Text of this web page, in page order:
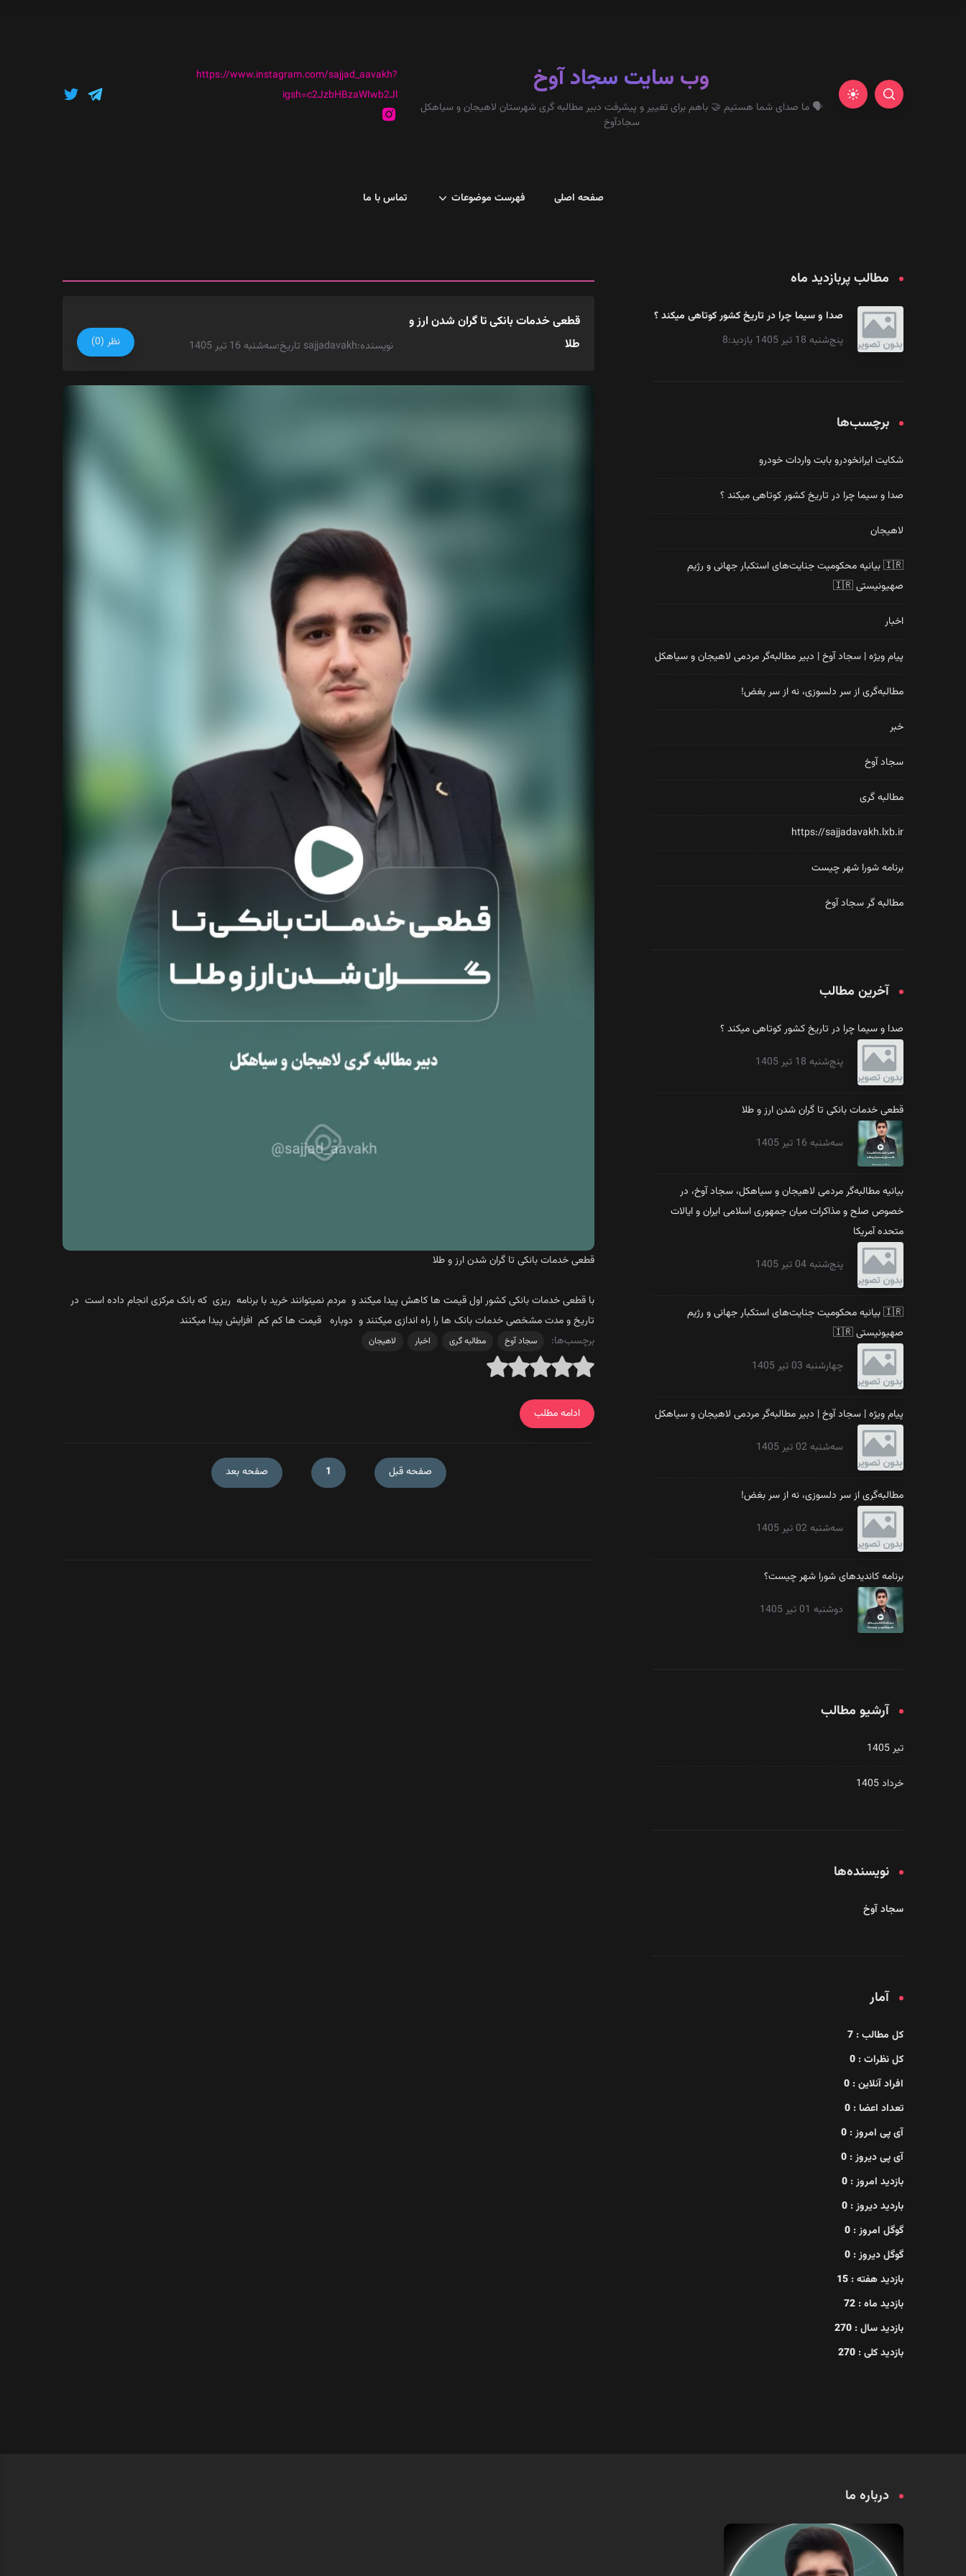
وب سایت سجاد آوخ
🗣 ما صدای شما هستیم 🤝 باهم برای تغییر و پیشرفت دبیر مطالبه گری شهرستان لاهیجان و سیاهکل
سجادآوخ
https://www.instagram.com/sajjad_aavakh?
igsh=c2JzbHBzaWIwb2Jl
بیانیه مطالبه‌گر مردمی لاهیجان و سیاهکل، سجاد آوخ، در خصوص صلح و مذاکرات میان
صفحه اصلی فهرست موضوعات تماس با ما
قطعی خدمات بانکی تا گران شدن ارز و
طلا
نویسنده:sajjadavakh تاریخ:سه‌شنبه 16 تیر 1405 نظر (0)
قطعی خدمات بانکی تا گران شدن ارز و طلا
با قطعی خدمات بانکی کشور اول قیمت ها کاهش پیدا میکند و مردم نمیتوانند خرید با برنامه ریزی که بانک مرکزی انجام داده است در
تاریخ و مدت مشخصی خدمات بانک ها را راه اندازی میکنند و دوباره قیمت ها کم کم افزایش پیدا میکنند
برچسب‌ها:
سجاد آوخ مطالبه گری اخبار لاهیجان
ادامه مطلب
صفحه قبل 1 صفحه بعد
مطالب پربازدید ماه
صدا و سیما چرا در تاریخ کشور کوتاهی میکند ؟
پنج‌شنبه 18 تیر 1405 بازدید:8
برچسب‌ها
شکایت ایرانخودرو بابت واردات خودرو
صدا و سیما چرا در تاریخ کشور کوتاهی میکند ؟
لاهیجان
🇮🇷 بیانیه محکومیت جنایت‌های استکبار جهانی و رژیم
صهیونیستی 🇮🇷
اخبار
پیام ویژه | سجاد آوخ | دبیر مطالبه‌گر مردمی لاهیجان و سیاهکل
مطالبه‌گری از سر دلسوزی، نه از سر بغض!
خبر
سجاد آوخ
مطالبه گری
https://sajjadavakh.lxb.ir
برنامه شورا شهر چیست
مطالبه گر سجاد آوخ
آخرین مطالب
صدا و سیما چرا در تاریخ کشور کوتاهی میکند ؟
پنج‌شنبه 18 تیر 1405
قطعی خدمات بانکی تا گران شدن ارز و طلا
سه‌شنبه 16 تیر 1405
بیانیه مطالبه‌گر مردمی لاهیجان و سیاهکل، سجاد آوخ، در
خصوص صلح و مذاکرات میان جمهوری اسلامی ایران و ایالات
متحده آمریکا
پنج‌شنبه 04 تیر 1405
🇮🇷 بیانیه محکومیت جنایت‌های استکبار جهانی و رژیم
صهیونیستی 🇮🇷
چهارشنبه 03 تیر 1405
پیام ویژه | سجاد آوخ | دبیر مطالبه‌گر مردمی لاهیجان و سیاهکل
سه‌شنبه 02 تیر 1405
مطالبه‌گری از سر دلسوزی، نه از سر بغض!
سه‌شنبه 02 تیر 1405
برنامه کاندیدهای شورا شهر چیست؟
دوشنبه 01 تیر 1405
آرشیو مطالب
تیر 1405
خرداد 1405
نویسنده‌ها
سجاد آوخ
آمار
کل مطالب :7
کل نظرات :0
افراد آنلاین :0
تعداد اعضا :0
آی پی امروز :0
آی پی دیروز :0
بازدید امروز :0
باردید دیروز :0
گوگل امروز :0
گوگل دیروز :0
بازدید هفته :15
بازدید ماه :72
بازدید سال :270
بازدید کلی :270
درباره ما